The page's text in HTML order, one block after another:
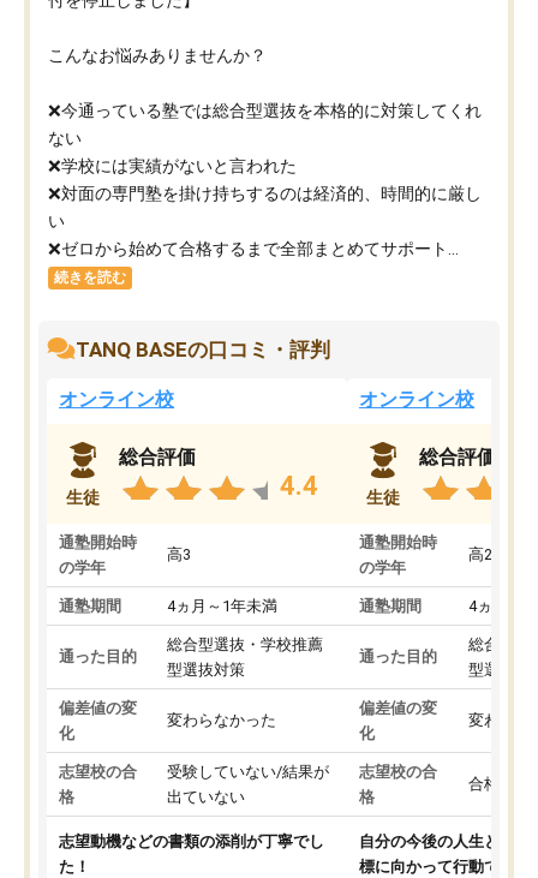
こんなお悩みありませんか？
❌今通っている塾では総合型選抜を本格的に対策してくれ
ない
❌学校には実績がないと言われた
❌対面の専門塾を掛け持ちするのは経済的、時間的に厳し
い
❌ゼロから始めて合格するまで全部まとめてサポート...
続きを読む
TANQ BASEの口コミ・評判
オンライン校
生徒
総合評価
4.4
通塾開始時
の学年
高3
通塾期間 4ヵ月～1年未満
通った目的
総合型選抜・学校推薦
型選抜対策
偏差値の変
化
変わらなかった
志望校の合
格
受験していない/結果が
出ていない
志望動機などの書類の添削が丁寧でし
た！
オンライン校
生徒
総合評価
通塾開始時
の学年
高2
通塾期間 4ヵ月～1
通った目的
総合型選
型選抜対
偏差値の変
化
変わらな
志望校の合
格
合格した
自分の今後の人生と真剣
標に向かって行動できる